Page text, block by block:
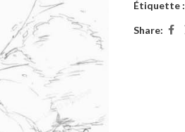
Étiquette :
Share: